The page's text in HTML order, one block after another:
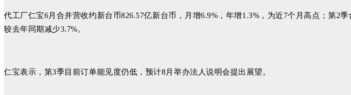
代工厂仁宝6月合并营收约新台币826.57亿新台币，月增6.9%，年增1.3%，为近7个月高点；第2
较去年同期减少3.7%。
仁宝表示，第3季目前订单能见度仍低，预计8月举办法人说明会提出展望。